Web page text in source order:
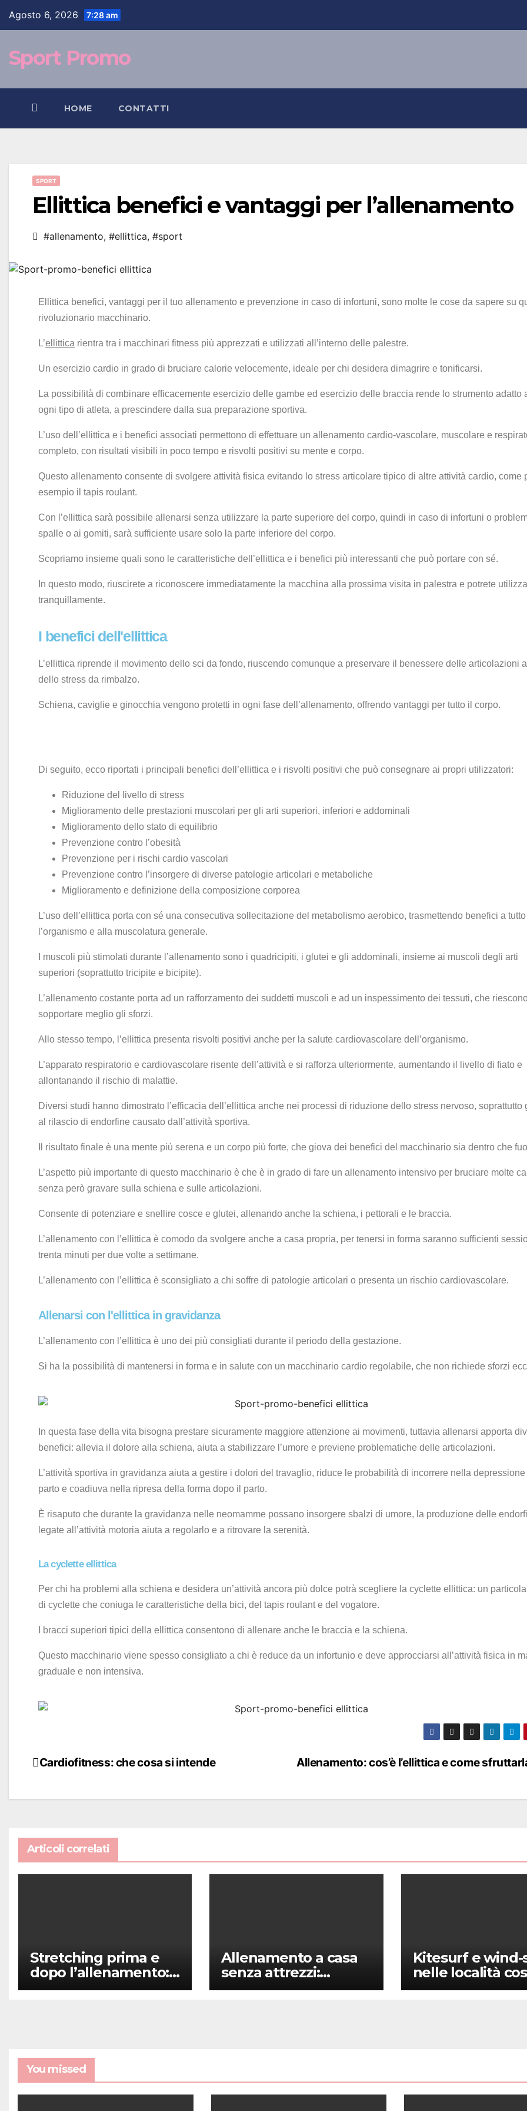
Agosto 6, 2026 7:28 am
Sport Promo
HOME CONTATTI
SPORT
Ellittica benefici e vantaggi per l’allenamento
#allenamento, #ellittica, #sport
Ellittica benefici, vantaggi per il tuo allenamento e prevenzione in caso di infortuni, sono molte le cose da sapere su
rivoluzionario macchinario.
L’ellittica rientra tra i macchinari fitness più apprezzati e utilizzati all’interno delle palestre.
Un esercizio cardio in grado di bruciare calorie velocemente, ideale per chi desidera dimagrire e tonificarsi.
La possibilità di combinare efficacemente esercizio delle gambe ed esercizio delle braccia rende lo strumento adatto
ogni tipo di atleta, a prescindere dalla sua preparazione sportiva.
L’uso dell’ellittica e i benefici associati permettono di effettuare un allenamento cardio-vascolare, muscolare e
completo, con risultati visibili in poco tempo e risvolti positivi su mente e corpo.
Questo allenamento consente di svolgere attività fisica evitando lo stress articolare tipico di altre attività cardio, come
esempio il tapis roulant.
Con l’ellittica sarà possibile allenarsi senza utilizzare la parte superiore del corpo, quindi in caso di infortuni o
spalle o ai gomiti, sarà sufficiente usare solo la parte inferiore del corpo.
Scopriamo insieme quali sono le caratteristiche dell’ellittica e i benefici più interessanti che può portare con sé.
In questo modo, riuscirete a riconoscere immediatamente la macchina alla prossima visita in palestra e potrete
tranquillamente.
I benefici dell'ellittica
L’ellittica riprende il movimento dello sci da fondo, riuscendo comunque a preservare il benessere delle articolazioni
dello stress da rimbalzo.
Schiena, caviglie e ginocchia vengono protetti in ogni fase dell’allenamento, offrendo vantaggi per tutto il corpo.
Di seguito, ecco riportati i principali benefici dell’ellittica e i risvolti positivi che può consegnare ai propri utilizzatori:
Riduzione del livello di stress
Miglioramento delle prestazioni muscolari per gli arti superiori, inferiori e addominali
Miglioramento dello stato di equilibrio
Prevenzione contro l’obesità
Prevenzione per i rischi cardio vascolari
Prevenzione contro l’insorgere di diverse patologie articolari e metaboliche
Miglioramento e definizione della composizione corporea
L’uso dell’ellittica porta con sé una consecutiva sollecitazione del metabolismo aerobico, trasmettendo benefici a tutto
l’organismo e alla muscolatura generale.
I muscoli più stimolati durante l’allenamento sono i quadricipiti, i glutei e gli addominali, insieme ai muscoli degli arti
superiori (soprattutto tricipite e bicipite).
L’allenamento costante porta ad un rafforzamento dei suddetti muscoli e ad un inspessimento dei tessuti, che
sopportare meglio gli sforzi.
Allo stesso tempo, l’ellittica presenta risvolti positivi anche per la salute cardiovascolare dell’organismo.
L’apparato respiratorio e cardiovascolare risente dell’attività e si rafforza ulteriormente, aumentando il livello di fiato e
allontanando il rischio di malattie.
Diversi studi hanno dimostrato l’efficacia dell’ellittica anche nei processi di riduzione dello stress nervoso, soprattutto
al rilascio di endorfine causato dall’attività sportiva.
Il risultato finale è una mente più serena e un corpo più forte, che giova dei benefici del macchinario sia dentro che
L’aspetto più importante di questo macchinario è che è in grado di fare un allenamento intensivo per bruciare molte
senza però gravare sulla schiena e sulle articolazioni.
Consente di potenziare e snellire cosce e glutei, allenando anche la schiena, i pettorali e le braccia.
L’allenamento con l’ellittica è comodo da svolgere anche a casa propria, per tenersi in forma saranno sufficienti
trenta minuti per due volte a settimane.
L’allenamento con l’ellittica è sconsigliato a chi soffre di patologie articolari o presenta un rischio cardiovascolare.
Allenarsi con l'ellittica in gravidanza
L’allenamento con l’ellittica è uno dei più consigliati durante il periodo della gestazione.
Si ha la possibilità di mantenersi in forma e in salute con un macchinario cardio regolabile, che non richiede sforzi
In questa fase della vita bisogna prestare sicuramente maggiore attenzione ai movimenti, tuttavia allenarsi apporta
benefici: allevia il dolore alla schiena, aiuta a stabilizzare l’umore e previene problematiche delle articolazioni.
L’attività sportiva in gravidanza aiuta a gestire i dolori del travaglio, riduce le probabilità di incorrere nella depressione
parto e coadiuva nella ripresa della forma dopo il parto.
È risaputo che durante la gravidanza nelle neomamme possano insorgere sbalzi di umore, la produzione delle
legate all’attività motoria aiuta a regolarlo e a ritrovare la serenità.
La cyclette ellittica
Per chi ha problemi alla schiena e desidera un’attività ancora più dolce potrà scegliere la cyclette ellittica: un
di cyclette che coniuga le caratteristiche della bici, del tapis roulant e del vogatore.
I bracci superiori tipici della ellittica consentono di allenare anche le braccia e la schiena.
Questo macchinario viene spesso consigliato a chi è reduce da un infortunio e deve approcciarsi all’attività fisica in
graduale e non intensiva.
Allenamento: cos’è l’ellittica e come
Cardiofitness: che cosa si intende
Articoli correlati
Stretching prima e
dopo l’allenamento:
quando e come farlo
Allenamento a casa
senza attrezzi:
esercizi efficaci per
Kitesurf e
nelle località
meno
You missed